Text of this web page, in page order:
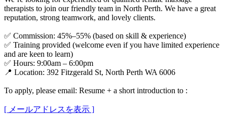
therapists to join our friendly team in North Perth. We have a great
reputation, strong teamwork, and lovely clients.
✅ Commission: 45%–55% (based on skill & experience)
✅ Training provided (welcome even if you have limited experience
and are keen to learn)
✅ Hours: 9:00am – 6:00pm
📍 Location: 392 Fitzgerald St, North Perth WA 6006
To apply, please email: Resume + a short introduction to :
[ メールアドレスを表示 ]